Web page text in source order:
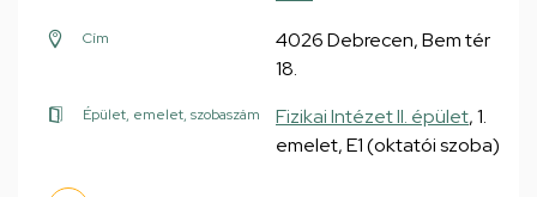
Cím
4026 Debrecen, Bem tér
18.
Épület, emelet, szobaszám Fizikai Intézet II. épület, 1.
emelet, E1 (oktatói szoba)